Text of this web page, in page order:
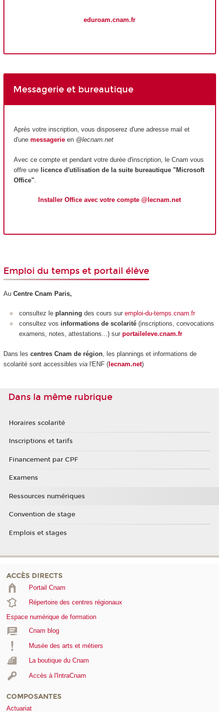
eduroam.cnam.fr
Messagerie et bureautique
Après votre inscription, vous disposerez d'une adresse mail et
d'une messagerie en @lecnam.net
Avec ce compte et pendant votre durée d'inscription, le Cnam vous
offre une licence d'utilisation de la suite bureautique "Microsoft
Office"
Installer Office avec votre compte @lecnam.net
Emploi du temps et portail élève
Au Centre Cnam Paris,
consultez le planning des cours sur emploi-du-temps.cnam.fr
consultez vos informations de scolarité (inscriptions, convocations
examens, notes, attestations...) sur portaileleve.cnam.fr
Dans les centres Cnam de région, les plannings et informations de
scolarité sont accessibles via l'ENF (lecnam.net)
Dans la même rubrique
Horaires scolarité
Inscriptions et tarifs
Financement par CPF
Examens
Ressources numériques
Convention de stage
Emplois et stages
ACCÈS DIRECTS
Portail Cnam
Répertoire des centres régionaux
Espace numérique de formation
Cnam blog
Musée des arts et métiers
La boutique du Cnam
Accès à l'IntraCnam
COMPOSANTES
Actuariat